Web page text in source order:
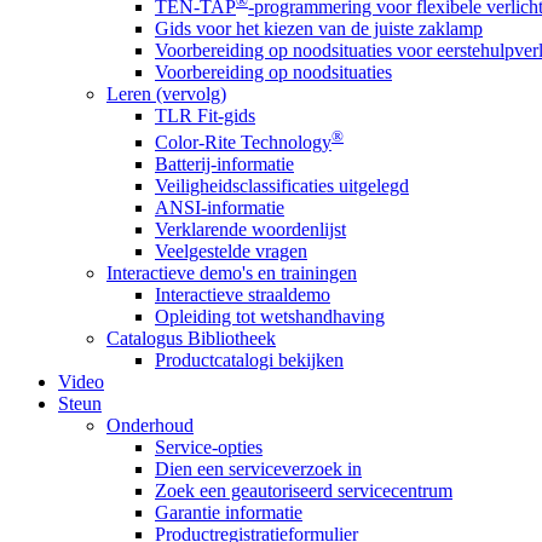
TEN-TAP -programmering voor flexibele
Gids voor het kiezen van de juiste zaklamp
Voorbereiding op noodsituaties voor
Voorbereiding op noodsituaties
Leren (vervolg)
TLR Fit-gids
Color-Rite Technology®
Batterij-informatie
Veiligheidsclassificaties uitgelegd
ANSI-informatie
Verklarende woordenlijst
Veelgestelde vragen
Interactieve demo's en trainingen
Interactieve straaldemo
Opleiding tot wetshandhaving
Catalogus Bibliotheek
Productcatalogi bekijken
Video
Steun
Onderhoud
Service-opties
Dien een serviceverzoek in
Zoek een geautoriseerd servicecentrum
Garantie informatie
Productregistratieformulier